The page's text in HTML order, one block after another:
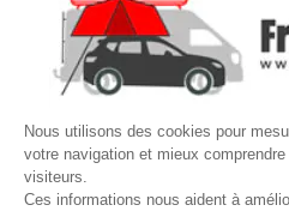
Nous utilisons des cookies pour
votre navigation et mieux
visiteurs.
Ces informations nous aident à
VOTRE COMPTE
Site protégé par reCAPTCHA.
LETTRE